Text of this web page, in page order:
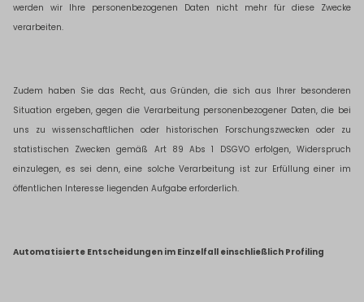
werden wir Ihre personenbezogenen Daten nicht mehr für diese Zwecke
verarbeiten.
Zudem haben Sie das Recht, aus Gründen, die sich aus Ihrer besonderen
Situation ergeben, gegen die Verarbeitung personenbezogener Daten, die bei
uns zu wissenschaftlichen oder historischen Forschungszwecken oder zu
statistischen Zwecken gemäß Art 89 Abs 1 DSGVO erfolgen, Widerspruch
einzulegen, es sei denn, eine solche Verarbeitung ist zur Erfüllung einer im
öffentlichen Interesse liegenden Aufgabe erforderlich.
Automatisierte Entscheidungen im Einzelfall einschließlich Profiling